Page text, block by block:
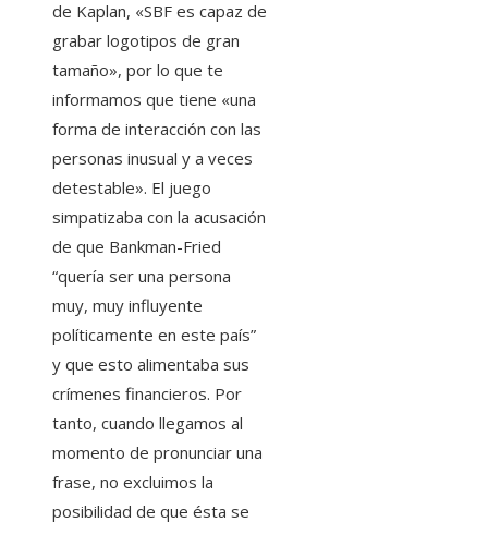
de Kaplan, «SBF es capaz de
grabar logotipos de gran
tamaño», por lo que te
informamos que tiene «una
forma de interacción con las
personas inusual y a veces
detestable». El juego
simpatizaba con la acusación
de que Bankman-Fried
“quería ser una persona
muy, muy influyente
políticamente en este país”
y que esto alimentaba sus
crímenes financieros. Por
tanto, cuando llegamos al
momento de pronunciar una
frase, no excluimos la
posibilidad de que ésta se